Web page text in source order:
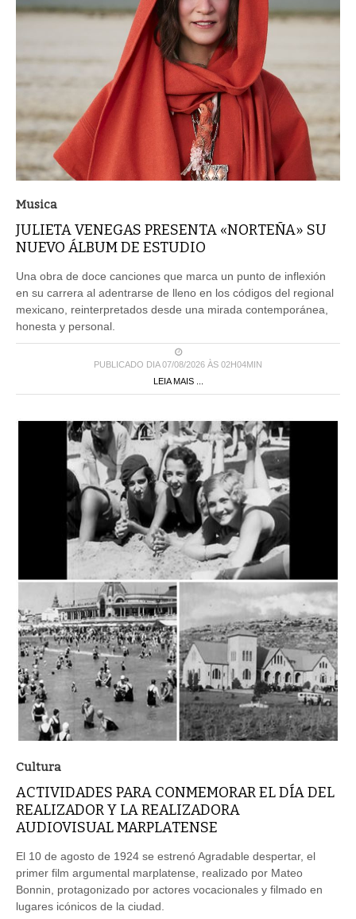
Musica
JULIETA VENEGAS PRESENTA «NORTEÑA» SU
NUEVO ÁLBUM DE ESTUDIO
Una obra de doce canciones que marca un punto de inflexión
en su carrera al adentrarse de lleno en los códigos del regional
mexicano, reinterpretados desde una mirada contemporánea,
honesta y personal.
PUBLICADO DIA 07/08/2026 ÀS 02H04MIN
LEIA MAIS ...
Cultura
ACTIVIDADES PARA CONMEMORAR EL DÍA DEL
REALIZADOR Y LA REALIZADORA
AUDIOVISUAL MARPLATENSE
El 10 de agosto de 1924 se estrenó Agradable despertar, el
primer film argumental marplatense, realizado por Mateo
Bonnin, protagonizado por actores vocacionales y filmado en
lugares icónicos de la ciudad.